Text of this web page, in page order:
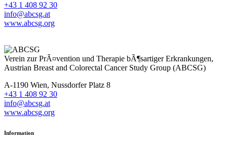
+43 1 408 92 30
info@abcsg.at
www.abcsg.org
Verein zur PrÃ¤vention und Therapie bÃ¶sartiger Erkrankungen,
Austrian Breast and Colorectal Cancer Study Group (ABCSG)
A-1190 Wien, Nussdorfer Platz 8
+43 1 408 92 30
info@abcsg.at
www.abcsg.org
Information